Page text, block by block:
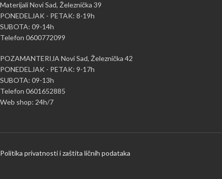
Materijali Novi Sad, Železnička 39
PONEDELJAK - PETAK: 8-19h
SUBOTA: 09-14h
Telefon 0600772099
POZAMANTERIJA Novi Sad, Železnička 42
PONEDELJAK - PETAK: 9-17h
SUBOTA: 09-13h
Telefon 0601652885
Web shop: 24h/7
Politika privatnosti i zaštita ličnih podataka